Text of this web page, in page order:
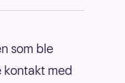
som ble
kontakt med